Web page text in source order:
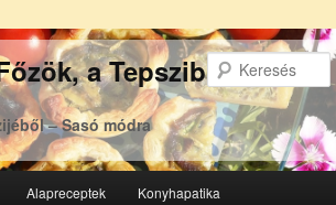
a Tepsziből
– Sasó módra
Alapreceptek Konyhapatika